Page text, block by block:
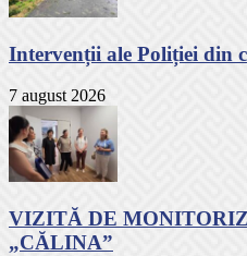
Intervenții ale Poliției din
7 august 2026
VIZITĂ DE
„CĂLINA”